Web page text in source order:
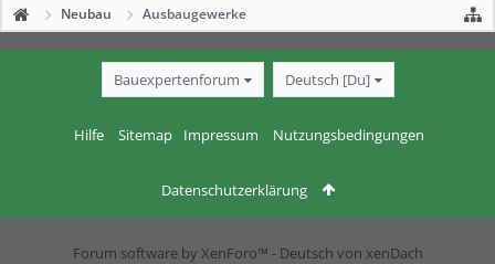
Neubau Ausbaugewerke
Bauexpertenforum Deutsch [Du]
Hilfe Sitemap Impressum Nutzungsbedingungen
Datenschutzerklärung
Forum software by XenForo™ - Deutsch von xenDach